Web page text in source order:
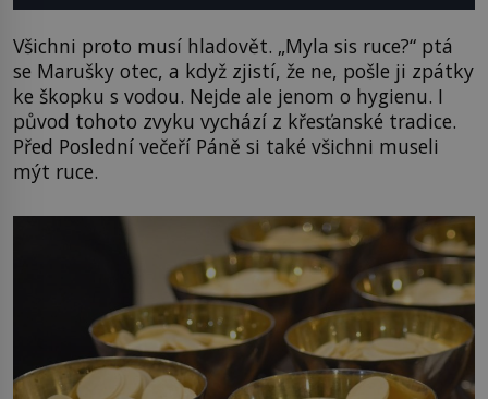
Všichni proto musí hladovět. „Myla sis ruce?“ ptá
se Marušky otec, a když zjistí, že ne, pošle ji zpátky
ke škopku s vodou. Nejde ale jenom o hygienu. I
původ tohoto zvyku vychází z křesťanské tradice.
Před Poslední večeří Páně si také všichni museli
mýt ruce.